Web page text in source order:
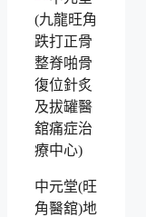
中元堂(旺
角醫舘)地